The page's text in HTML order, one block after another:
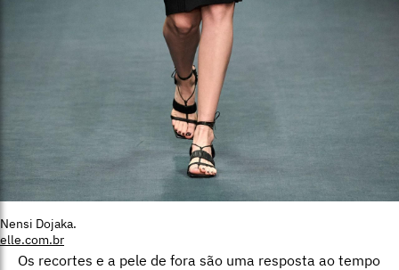
Nensi Dojaka.
elle.com.br
Os recortes e a pele de fora são uma resposta ao tempo